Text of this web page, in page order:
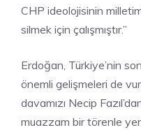
CHP ideolojisinin
silmek için çalışmıştır.”
Erdoğan, Türkiye’nin
önemli gelişmeleri de
davamızı Necip
muazzam bir törenle